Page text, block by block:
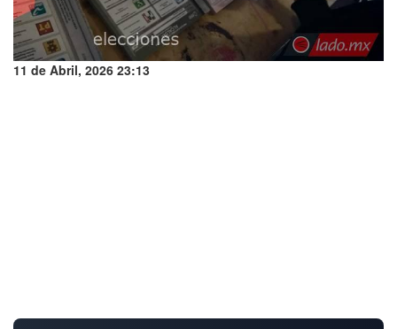
11 de Abril, 2026 23:13